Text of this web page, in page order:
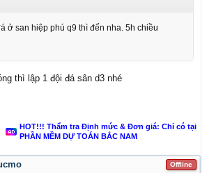
ở san hiệp phú q9 thì đến nha. 5h chiều
thì lập 1 đội đá sân d3 nhé
HOT!!! Thẩm tra Định mức & Đơn giá: Chỉ có tại
PHẦN MỀM DỰ TOÁN BẮC NAM
Offline